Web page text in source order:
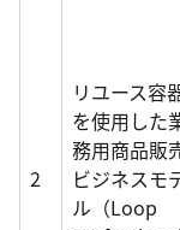
2
リユース容
を使用した
務用商品販
ビジネスモ
ル（Loop